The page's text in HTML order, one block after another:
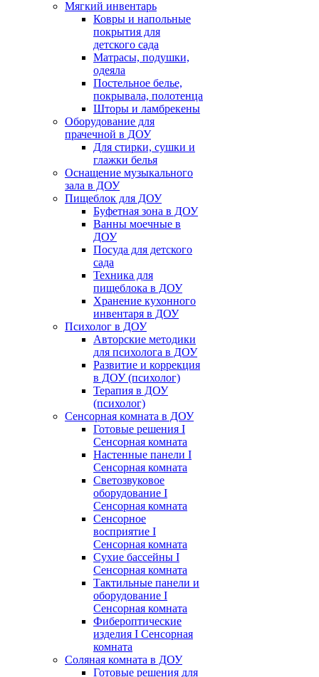
Мягкий инвентарь
Ковры и напольные
покрытия для
детского сада
Матрасы, подушки,
одеяла
Постельное белье,
покрывала, полотенца
Шторы и ламбрекены
Оборудование для
прачечной в ДОУ
Для стирки, сушки и
глажки белья
Оснащение музыкального
зала в ДОУ
Пищеблок для ДОУ
Буфетная зона в ДОУ
Ванны моечные в
ДОУ
Посуда для детского
сада
Техника для
пищеблока в ДОУ
Хранение кухонного
инвентаря в ДОУ
Психолог в ДОУ
Авторские методики
для психолога в ДОУ
Развитие и коррекция
в ДОУ (психолог)
Терапия в ДОУ
(психолог)
Сенсорная комната в ДОУ
Готовые решения I
Сенсорная комната
Настенные панели I
Сенсорная комната
Светозвуковое
оборудование I
Сенсорная комната
Сенсорное
восприятие I
Сенсорная комната
Сухие бассейны I
Сенсорная комната
Тактильные панели и
оборудование I
Сенсорная комната
Фибероптические
изделия I Сенсорная
комната
Соляная комната в ДОУ
Готовые решения для